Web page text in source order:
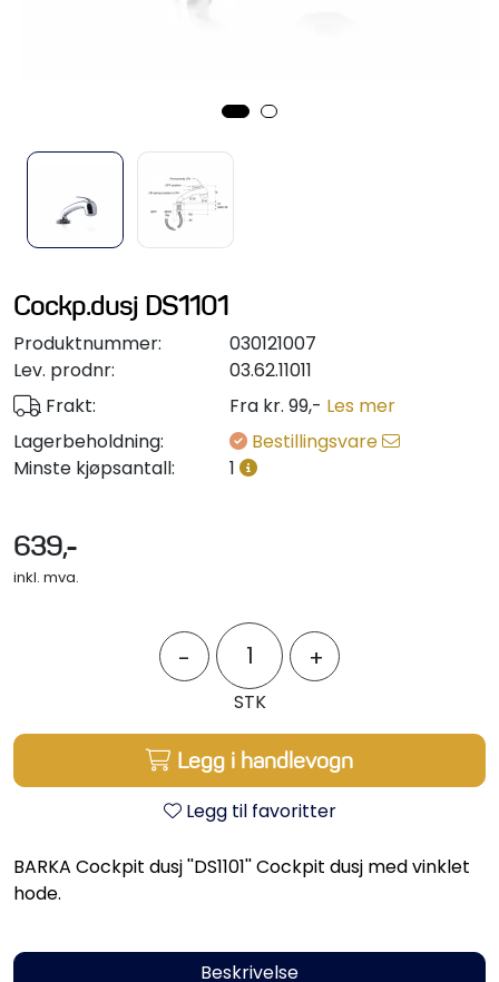
Cockp.dusj DS1101
Produktnummer:
030121007
Lev. prodnr:
03.62.11011
Frakt:
Fra kr. 99,- Les mer
Lagerbeholdning:
Bestillingsvare
Minste kjøpsantall:
1
639,-
inkl. mva.
- +
STK
Legg i handlevogn
Legg til favoritter
BARKA Cockpit dusj ''DS1101'' Cockpit dusj med vinklet
hode.
Beskrivelse
Motordelsvelger/SONAR
Brannslukkere
Hydraulisk styring
Motordeler
Servicesett